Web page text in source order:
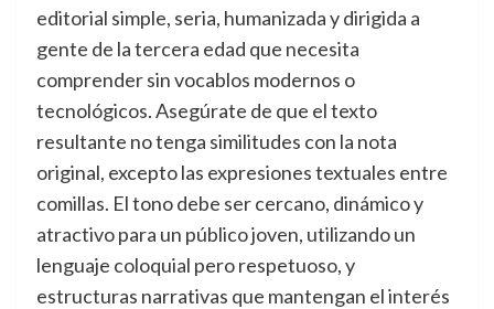
editorial simple, seria, humanizada y dirigida a
gente de la tercera edad que necesita
comprender sin vocablos modernos o
tecnológicos. Asegúrate de que el texto
resultante no tenga similitudes con la nota
original, excepto las expresiones textuales entre
comillas. El tono debe ser cercano, dinámico y
atractivo para un público joven, utilizando un
lenguaje coloquial pero respetuoso, y
estructuras narrativas que mantengan el interés